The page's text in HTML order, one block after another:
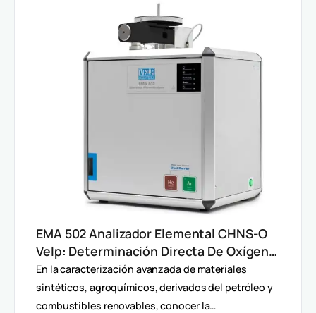
EMA 502 Analizador Elemental CHNS-O
Velp: Determinación Directa De Oxígeno
Y Análisis Multiparámetro
En la caracterización avanzada de materiales
sintéticos, agroquímicos, derivados del petróleo y
combustibles renovables, conocer la…